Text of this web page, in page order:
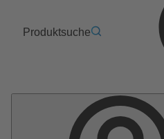
Produktsuche